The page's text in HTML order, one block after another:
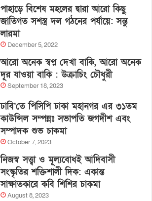
পাহাড়ে বিশেষ মহলের দ্বারা আরো কিছু
জাতিগত সশস্ত্র দল গঠনের পর্যায়ে: সন্তু
লারমা
December 5, 2022
আরো অনেক স্বপ্ন দেখা বাকি, আরো অনেক
দূর যাওয়া বাকি : উক্রাচিং চৌধুরী
September 18, 2023
ঢাবি’তে পিসিপি ঢাকা মহানগর এর ৩১তম
কাউন্সিল সম্পন্নঃ সভাপতি জগদীশ এবং
সম্পাদক শুভ চাকমা
October 7, 2023
নিজস্ব সত্ত্বা ও মূল্যবোধই আদিবাসী
সংস্কৃতির শক্তিশালী দিক: একান্ত
সাক্ষাতকারে কবি শিশির চাকমা
August 8, 2023